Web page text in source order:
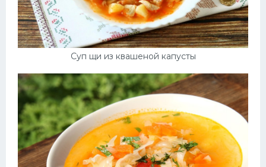
Суп щи из квашеной капусты